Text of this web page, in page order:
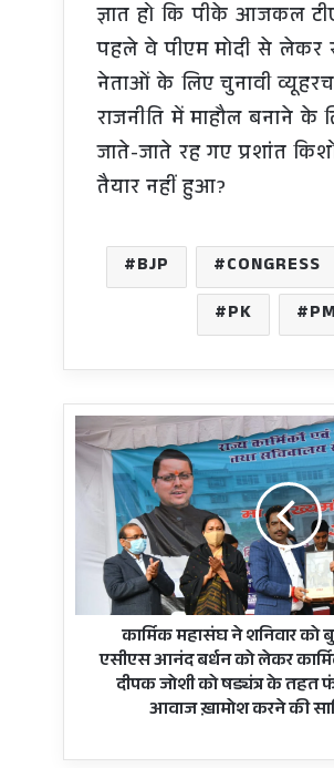
ज्ञात हो कि पीके आजकल
पहले वे पीएम मोदी से लेकर
नेताओं के लिए चुनावी
राजनीति में माहौल बनाने
जाते-जाते रह गए प्रशांत
तैयार नहीं हुआ?
BJP CONGRESS
PK
कार्मिक
महासंघ
ने
शनिवार
आपात
बैठक,
एसीएस
बर्धन
में
कार्मिक महासंघ ने शनिवार
एसीएस आनंद बर्धन को लेकर
दीपक जोशी को षड्यंत्र के तहत
आवाज ख़ामोश करने की